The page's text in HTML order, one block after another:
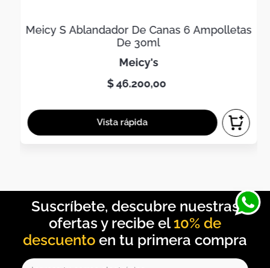
Meicy S Ablandador De Canas 6 Ampolletas
De 30ml
meicy's
$46.200,00
10% de
descuento